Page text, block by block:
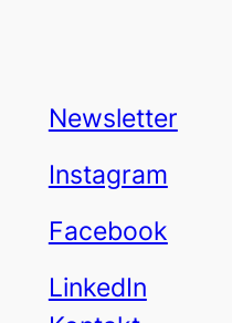
Newsletter
Instagram
Facebook
LinkedIn